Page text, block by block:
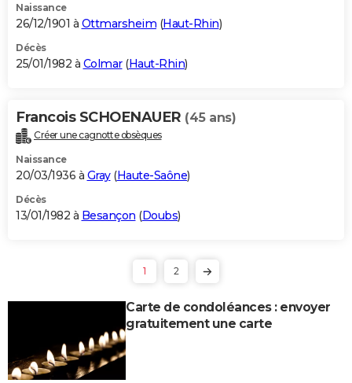
Naissance
26/12/1901 à Ottmarsheim (Haut-Rhin)
Décès
25/01/1982 à Colmar(Haut-Rhin)
Francois SCHOENAUER (45 ans)
Créer une cagnotte obsèques
Naissance
20/03/1936 à Gray(Haute-Saône)
Décès
13/01/1982 à Besançon (Doubs)
1 2
Carte de condoléances : envoyer
gratuitement une carte